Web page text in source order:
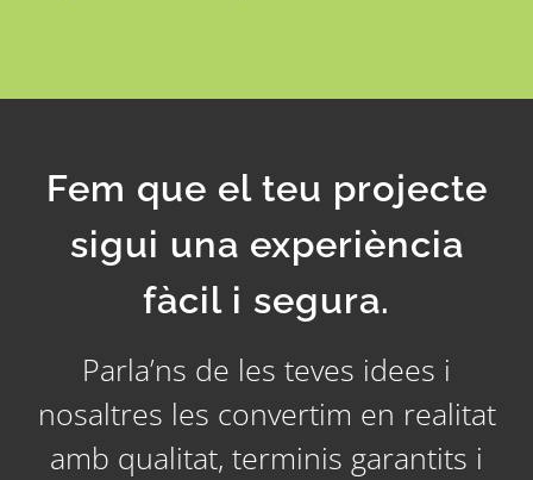
Fem que el teu projecte
sigui una experiència
fàcil i segura.
Parla’ns de les teves idees i
nosaltres les convertim en realitat
amb qualitat, terminis garantits i